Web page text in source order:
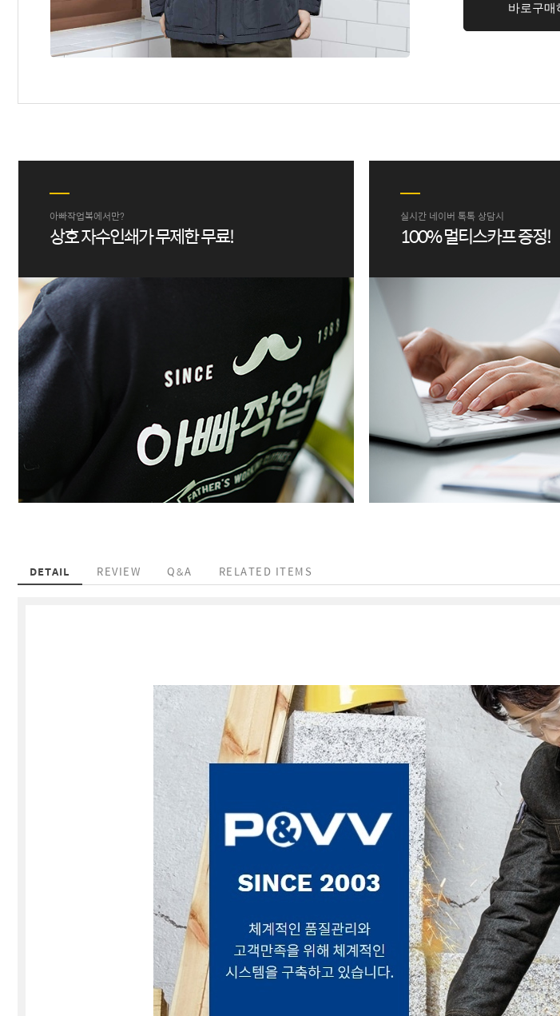
바로구매
아빠작업복에서만?
상호 자수인쇄가 무제한 무료!
실시간 네이버 톡톡 상담시
100% 멀티스카프 증정!
DETAIL REVIEW Q&A RELATED ITEMS